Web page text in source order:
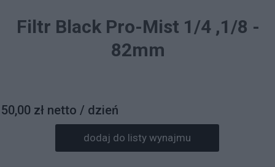
dodaj do listy wynajmu
Filtr Black Pro-Mist 1/4 ,1/8 -
82mm
50,00 zł netto / dzień